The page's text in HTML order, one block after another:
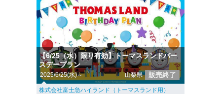
【6/25（水）限り有効】トーマスランドバー
スデープラン
2025/6/25(水)～ 山梨県 販売終了
株式会社富士急ハイランド（トーマスランド用）